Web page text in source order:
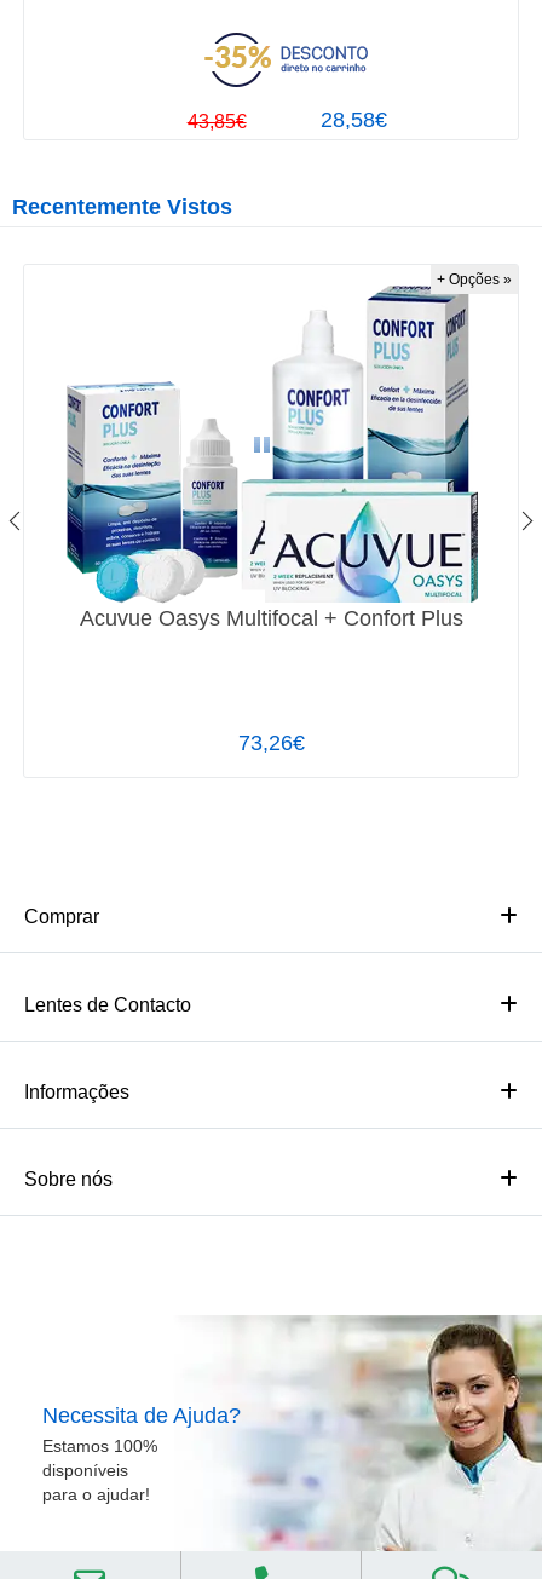
28,58€
43,85€
Recentemente Vistos
Acuvue Oasys Multifocal + Confort Plus
73,26€
+ Opções »
Comprar
Lentes de Contacto
Informações
Sobre nós
Necessita de Ajuda?
Estamos 100%
disponíveis
para o ajudar!